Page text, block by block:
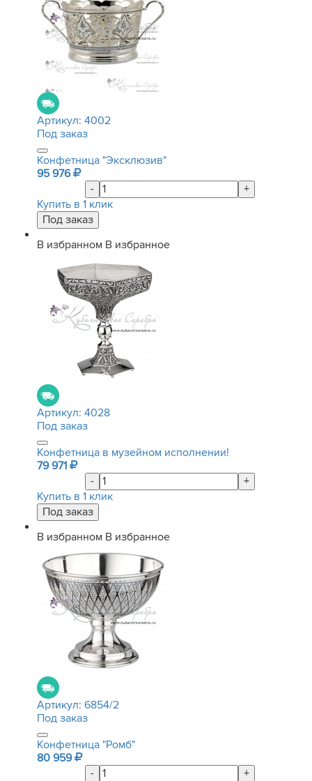
Артикул: 4002
Под заказ
Конфетница "Эксклюзив"
95 976
-
+
Купить в 1 клик
В избранном В избранное
Артикул: 4028
Под заказ
Конфетница в музейном исполнении!
79 971
-
+
Купить в 1 клик
В избранном В избранное
Артикул: 6854/2
Под заказ
Конфетница "Ромб"
80 959
-
+